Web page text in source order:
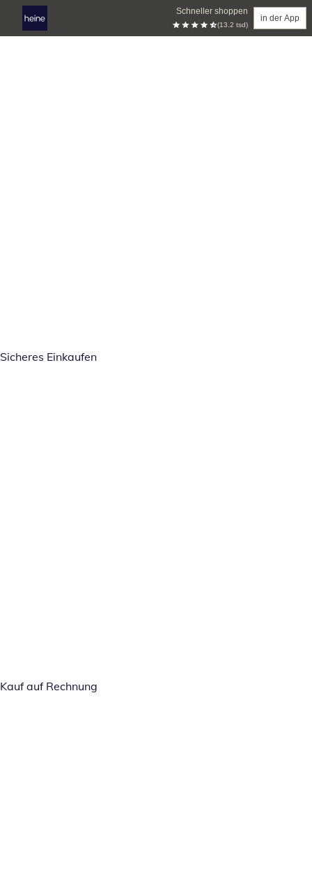
Schneller shoppen
(13.2 tsd)
in der App
Sicheres Einkaufen
Kauf auf Rechnung